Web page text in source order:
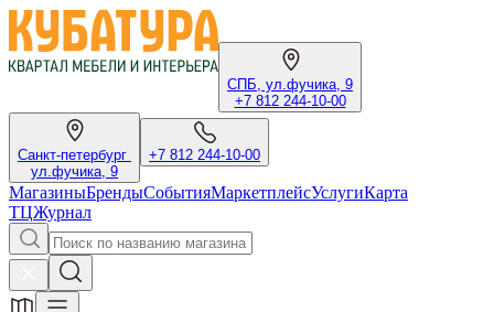
СПБ, ул.фучика, 9
+7 812 244-10-00
Санкт-петербург
ул.фучика, 9
+7 812 244-10-00
МагазиныБрендыСобытияМаркетплейсУслугиКарта
ТЦЖурнал